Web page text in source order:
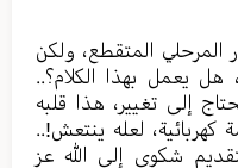
المرحلي المتقطع، ولكن
هل يعمل بهذا الكلام؟..
إلى تغيير، هذا قلبه
لعله ينتعش!..
شكوى إلى الله عز